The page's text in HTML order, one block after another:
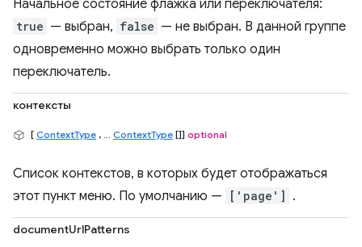
Начальное состояние флажка или переключателя:
true — выбран, false — не выбран. В данной группе
одновременно можно выбрать только один
переключатель.
контексты
[ ContextType , ... ContextType []] optional
Список контекстов, в которых будет отображаться
этот пункт меню. По умолчанию —
['page'] .
documentUrlPatterns